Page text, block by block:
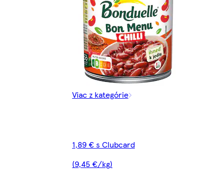
Viac z kategórie
1,89 € s Clubcard
(9,45 €/kg)